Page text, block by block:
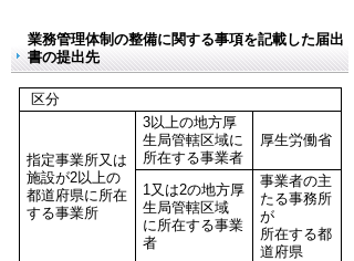
業務管理体制の整備に関する事項を記載した届出
書の提出先
区分
指定事業所又は
施設が2以上の
都道府県に所在
する事業所
3以上の地方厚
生局管轄区域に
所在する事業者
厚生労働省
1又は2の地方厚
生局管轄区域
に所在する事業
者
事業者の主
たる事務所
が
所在する都
道府県